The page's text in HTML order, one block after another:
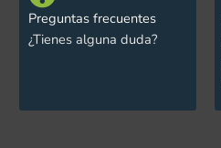
Preguntas frecuentes
¿Tienes alguna duda?